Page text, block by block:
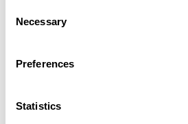
Selection
Necessary
Preferences
Statistics